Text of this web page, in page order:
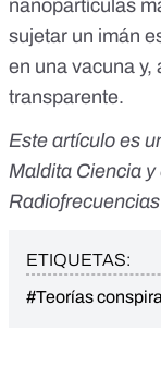
nanopartículas
sujetar un imán
en una vacuna y,
transparente.
Este artículo es
Maldita Ciencia
ETIQUETAS:
#Teorías